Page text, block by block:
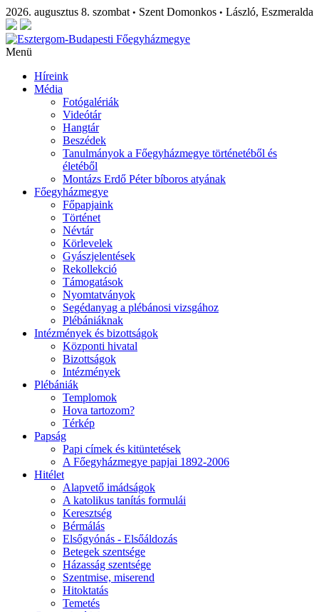
2026. augusztus 8. szombat • Szent Domonkos • László, Eszmeralda
Menü
Híreink
Média
Fotógalériák
Videótár
Hangtár
Beszédek
Tanulmányok a Főegyházmegye történetéből és
életéből
Montázs Erdő Péter bíboros atyának
Főegyházmegye
Főpapjaink
Történet
Névtár
Körlevelek
Gyászjelentések
Rekollekció
Támogatások
Nyomtatványok
Segédanyag a plébánosi vizsgához
Plébániáknak
Intézmények és bizottságok
Központi hivatal
Bizottságok
Intézmények
Plébániák
Templomok
Hova tartozom?
Térkép
Papság
Papi címek és kitüntetések
A Főegyházmegye papjai 1892-2006
Hitélet
Alapvető imádságok
A katolikus tanítás formulái
Keresztség
Bérmálás
Elsőgyónás - Elsőáldozás
Betegek szentsége
Házasság szentsége
Szentmise, miserend
Hitoktatás
Temetés